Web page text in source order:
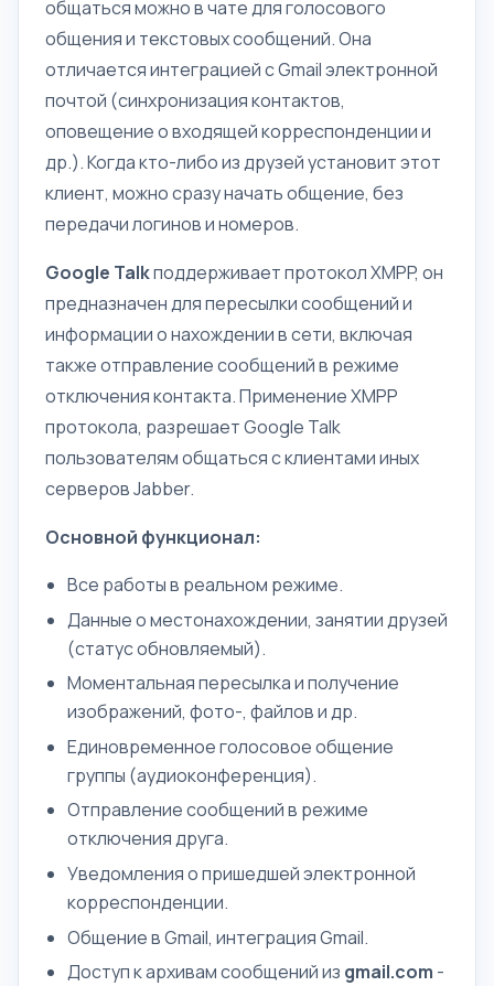
общатьсяможнов чате для голосового
общения и текстовых сообщений. Она
отличается интеграцией с Gmail электронной
почтой (синхронизация контактов,
оповещение о входящей корреспонденции и
др.). Когда кто-либо из друзей установит этот
клиент, можно сразу начать общение, без
передачи логинов и номеров.
Google Talkподдерживает протокол XMPP, он
предназначен для пересылки сообщений и
информации о нахождении в сети, включая
также отправление сообщений в режиме
отключения контакта. Применение XMPP
протокола, разрешает Google Talk
пользователям общаться с клиентами иных
серверов Jabber.
Основной функционал:
Все работы в реальном режиме.
Данные о местонахождении, занятии друзей
(статус обновляемый).
Моментальная пересылка и получение
изображений, фото-, файлов и др.
Единовременное голосовое общение
группы (аудиоконференция).
Отправление сообщений в режиме
отключения друга.
Уведомления о пришедшей электронной
корреспонденции.
Общение в Gmail, интеграция Gmail.
Доступ к архивам сообщений из gmail.com -